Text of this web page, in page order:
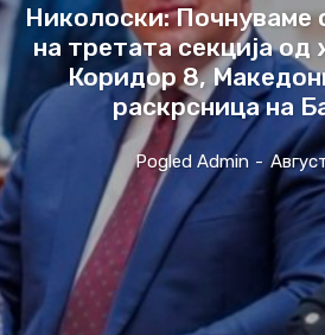
Николоски: Почнуваме
на третата секција
Коридор 8,
раскрсница на
Pogled Admin -